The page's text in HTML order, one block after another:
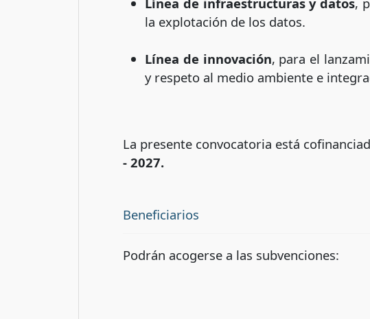
la explotación de los datos.
Línea de innovación, para el
y respeto al medio ambiente e
La presente convocatoria está
- 2027.
Beneficiarios
Podrán acogerse a las subvenciones: